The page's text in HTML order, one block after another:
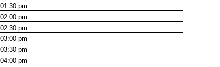
01:30 pm
02:00 pm
02:30 pm
03:00 pm
03:30 pm
04:00 pm